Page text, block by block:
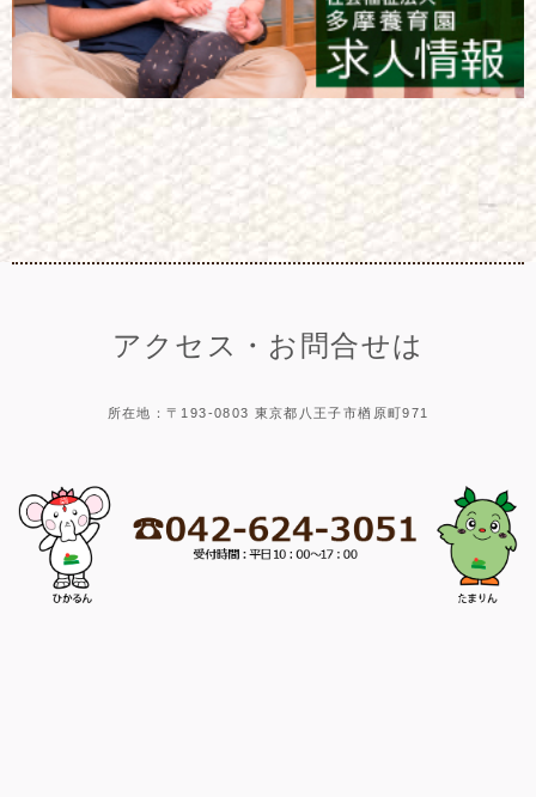
アクセス・お問合せは
所在地：〒193-0803 東京都八王子市楢原町971